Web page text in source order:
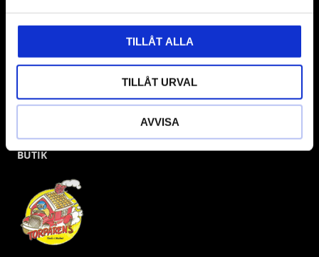
TILLÅT ALLA
TILLÅT URVAL
AVVISA
BUTIK